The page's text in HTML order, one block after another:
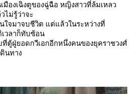
เมืองเฉิงตูของฉู่ฉือ หญิงสาวที่ล้มเหลว
ไม่รู้ว่าจะ
ใจมาจบชีวิต แต่แล้วในระหว่างที่
วลาก็ทับซ้อน
ที่ตู้ฝู่ยอดกวีเอกอีกหนึ่งคนของยุคราชวงศ์
นทาง